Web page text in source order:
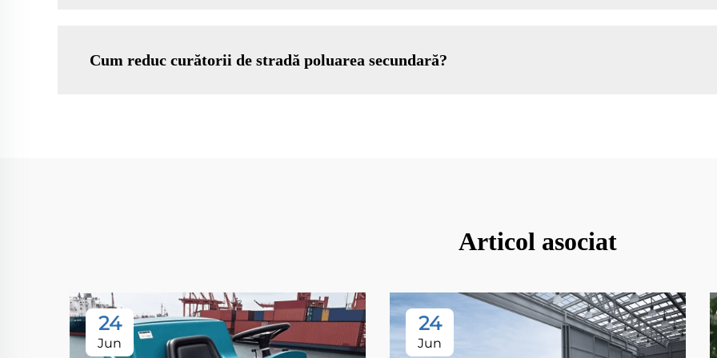
Cum reduc curătorii de stradă poluarea secundară?
Articol asociat
24
Jun
24
Jun